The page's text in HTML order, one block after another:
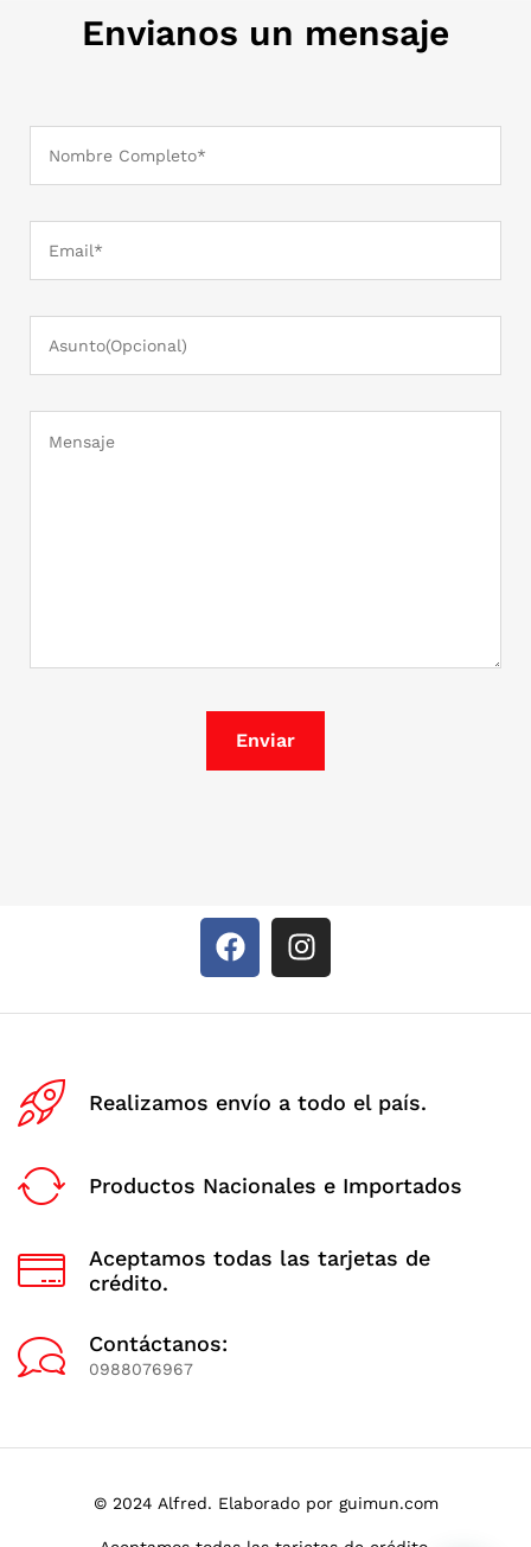
Envianos un mensaje
Realizamos envío a todo el país.
Productos Nacionales e Importados
Aceptamos todas las tarjetas de
crédito.
Contáctanos:
0988076967
© 2024 Alfred. Elaborado por guimun.com